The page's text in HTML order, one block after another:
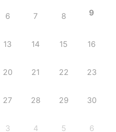
6 7 8 9
13 14 15 16
20 21 22 23
27 28 29 30
3 4 5 6